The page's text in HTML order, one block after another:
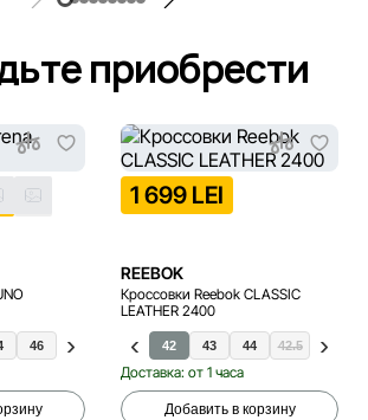
приобрести
46 42 45
1 699 LEI
REEBOK
Кроссовки Reebok CLASSIC
LEATHER 2400
41 42 43 44 42.5 45
Доставка: от 1 часа
Добавить в корзину